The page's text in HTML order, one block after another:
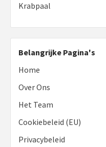
Krabpaal
Belangrijke Pagina's
Home
Over Ons
Het Team
Cookiebeleid (EU)
Privacybeleid